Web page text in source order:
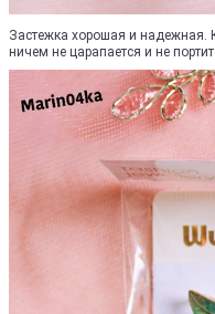
Застежка хорошая и надежная.
ничем не царапается и не